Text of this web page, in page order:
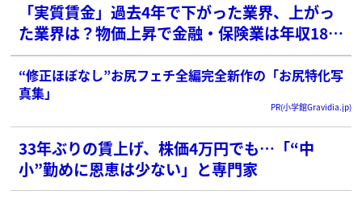
「実質賃金」過去4年で下がった業界、上がっ
た業界は？物価上昇で金融・保険業は年収18万
円減
“修正ほぼなし”お尻フェチ全編完全新作の「お尻特化写
真集」
PR(小学館Gravidia.jp)
33年ぶりの賃上げ、株価4万円でも…「“中
小”勤めに恩恵は少ない」と専門家